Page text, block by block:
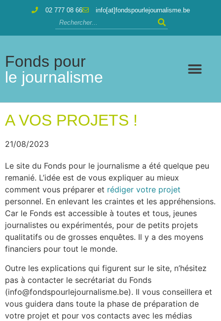
02 777 08 66 info[at]fondspourlejournalisme.be
Fonds pour
le journalisme
A VOS PROJETS !
21/08/2023
Le site du Fonds pour le journalisme a été quelque peu
remanié. L’idée est de vous expliquer au mieux
comment vous préparer et rédiger votre projet
personnel. En enlevant les craintes et les appréhensions.
Car le Fonds est accessible à toutes et tous, jeunes
journalistes ou expérimentés, pour de petits projets
qualitatifs ou de grosses enquêtes. Il y a des moyens
financiers pour tout le monde.
Outre les explications qui figurent sur le site, n’hésitez
pas à contacter le secrétariat du Fonds
(info@fondspourlejournalisme.be). Il vous conseillera et
vous guidera dans toute la phase de préparation de
votre projet et pour vos contacts avec les médias